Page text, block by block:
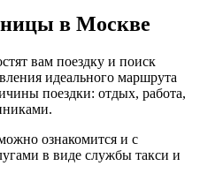
в Москве
вам поездку и поиск
идеального маршрута
поездки: отдых, работа,
ознакомится и с
в виде службы такси и